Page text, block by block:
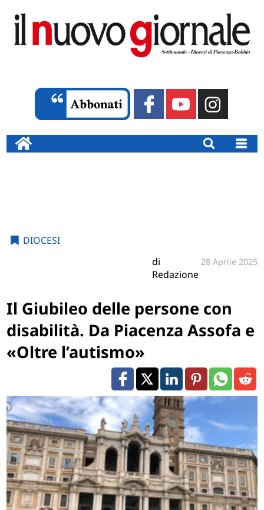
DIOCESI
di
Redazione
28 Aprile 2025
Il Giubileo delle persone con
disabilità. Da Piacenza Assofa e
«Oltre l’autismo»